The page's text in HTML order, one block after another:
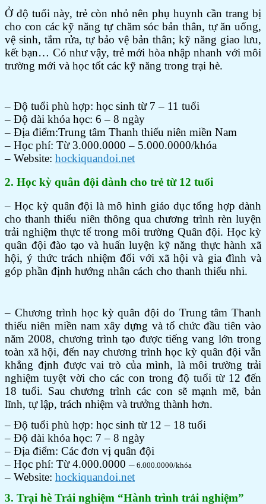
Ở độ tuổi này, trẻ còn nhỏ nên phụ huynh cần trang bị
cho con các kỹ năng tự chăm sóc bản thân, tự ăn uống,
vệ sinh, tắm rửa, tự bảo vệ bản thân; kỹ năng giao lưu,
kết bạn… Có như vậy, trẻ mới hòa nhập nhanh với môi
trường mới và học tốt các kỹ năng trong trại hè.
– Độ tuổi phù hợp: học sinh từ 7 – 11 tuổi
– Độ dài khóa học: 6 – 8 ngày
– Địa điểm:Trung tâm Thanh thiếu niên miền Nam
– Học phí: Từ 3.000.0000 – 5.000.0000/khóa
– Website: hockiquandoi.net
2. Học kỳ quân đội dành cho trẻ từ 12 tuổi
– Học kỳ quân đội là mô hình giáo dục tổng hợp dành
cho thanh thiếu niên thông qua chương trình rèn luyện
trải nghiệm thực tế trong môi trường Quân đội. Học kỳ
quân đội đào tạo và huấn luyện kỹ năng thực hành xã
hội, ý thức trách nhiệm đối với xã hội và gia đình và
góp phần định hướng nhân cách cho thanh thiếu nhi.
– Chương trình học kỳ quân đội do Trung tâm Thanh
thiếu niên miền nam xây dựng và tổ chức đầu tiên vào
năm 2008, chương trình tạo được tiếng vang lớn trong
toàn xã hội, đến nay chương trình học kỳ quân đội vẫn
khẳng định được vai trò của mình, là môi trường trải
nghiệm tuyệt vời cho các con trong độ tuổi từ 12 đến
18 tuổi. Sau chương trình các con sẽ mạnh mẽ, bản
lĩnh, tự lập, trách nhiệm và trưởng thành hơn.
– Độ tuổi phù hợp: học sinh từ 12 – 18 tuổi
– Độ dài khóa học: 7 – 8 ngày
– Địa điểm: Các đơn vị quân đội
– Học phí: Từ 4.000.0000 – 6.000.0000/khóa
– Website: hockiquandoi.net
3. Trại hè Trải nghiệm “Hành trình trải nghiệm”